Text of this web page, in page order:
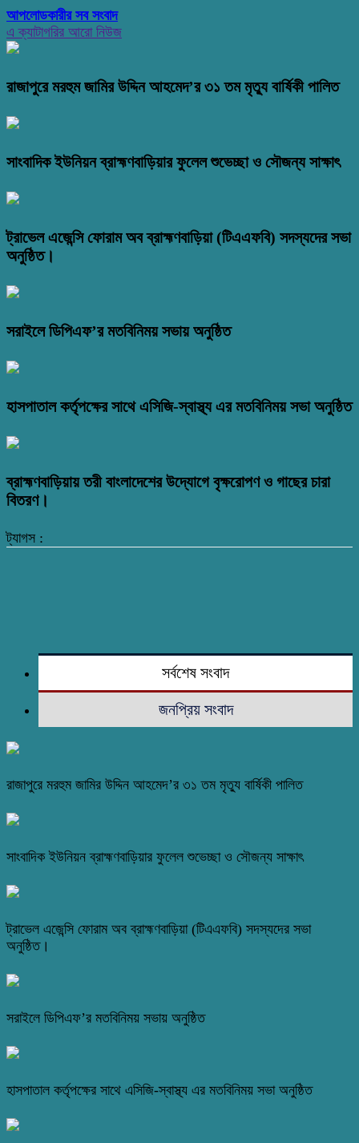
আপলোডকারীর সব সংবাদ
এ ক্যাটাগরির আরো নিউজ
রাজাপুরে মরহুম জামির উদ্দিন আহমেদ’র ৩১ তম মৃত্যু বার্ষিকী পালিত
সাংবাদিক ইউনিয়ন ব্রাহ্মণবাড়িয়ার ফুলেল শুভেচ্ছা ও সৌজন্য সাক্ষাৎ
ট্রাভেল এজেন্সি ফোরাম অব ব্রাহ্মণবাড়িয়া (টিএএফবি) সদস্যদের সভা
অনুষ্ঠিত।
সরাইলে ডিপিএফ’র মতবিনিময় সভায় অনুষ্ঠিত
হাসপাতাল কর্তৃপক্ষের সাথে এসিজি-স্বাস্থ্য এর মতবিনিময় সভা অনুষ্ঠিত
ব্রাহ্মণবাড়িয়ায় তরী বাংলাদেশের উদ্যোগে বৃক্ষরোপণ ও গাছের চারা
বিতরণ।
ট্যাগস :
সর্বশেষ সংবাদ
জনপ্রিয় সংবাদ
রাজাপুরে মরহুম জামির উদ্দিন আহমেদ’র ৩১ তম মৃত্যু বার্ষিকী পালিত
সাংবাদিক ইউনিয়ন ব্রাহ্মণবাড়িয়ার ফুলেল শুভেচ্ছা ও সৌজন্য সাক্ষাৎ
ট্রাভেল এজেন্সি ফোরাম অব ব্রাহ্মণবাড়িয়া (টিএএফবি) সদস্যদের সভা
অনুষ্ঠিত।
সরাইলে ডিপিএফ’র মতবিনিময় সভায় অনুষ্ঠিত
হাসপাতাল কর্তৃপক্ষের সাথে এসিজি-স্বাস্থ্য এর মতবিনিময় সভা অনুষ্ঠিত